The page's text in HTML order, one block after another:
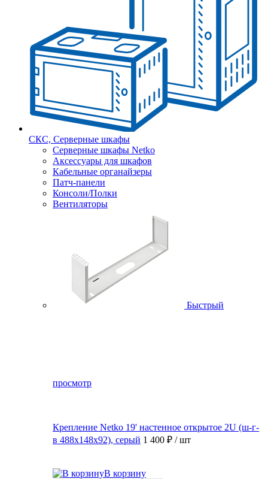
СКС, Серверные шкафы
Серверные шкафы Netko
Аксессуары для шкафов
Кабельные органайзеры
Патч-панели
Консоли/Полки
Вентиляторы
Быстрый
просмотр
Крепление Netko 19' настенное открытое 2U (ш-г-
в 488х148х92), серый 1 400 ₽ / шт
В корзину